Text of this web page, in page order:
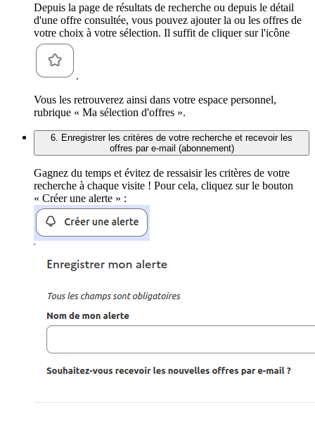
Depuis la page de résultats de recherche ou depuis le détail
d'une offre consultée, vous pouvez ajouter la ou les offres de
votre choix à votre sélection. Il suffit de cliquer sur l'icône
.
Vous les retrouverez ainsi dans votre espace personnel,
rubrique « Ma sélection d'offres ».
6. Enregistrer les critères de votre recherche et recevoir les
offres par e-mail (abonnement)
Gagnez du temps et évitez de ressaisir les critères de votre
recherche à chaque visite ! Pour cela, cliquez sur le bouton
« Créer une alerte » :